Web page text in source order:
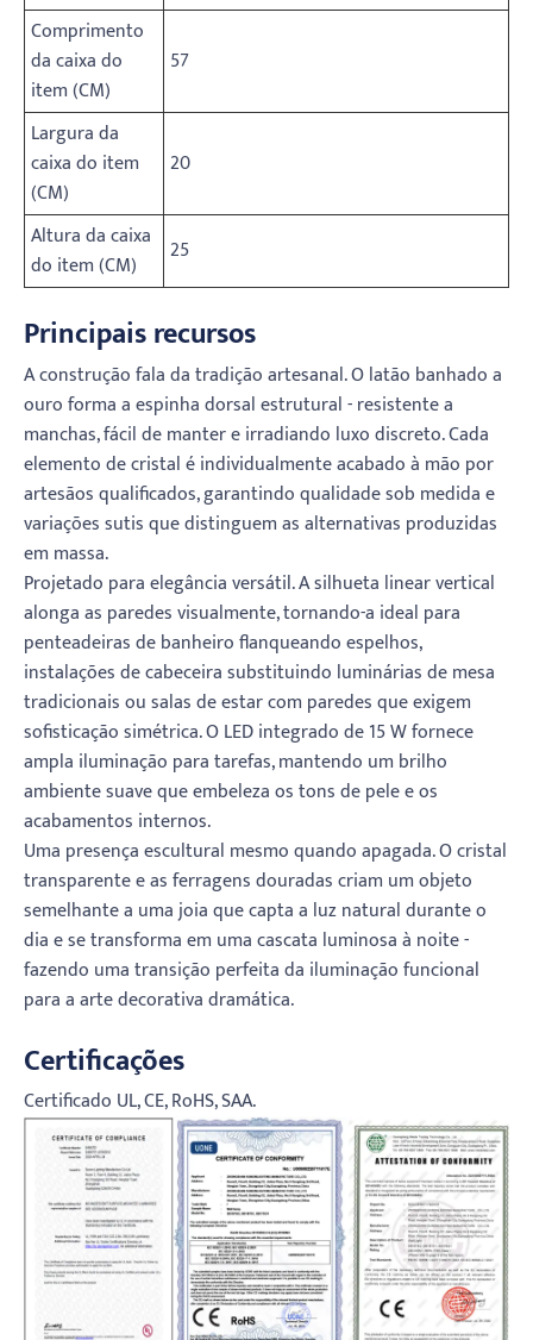
Comprimento
da caixa do
item (CM)
57
Largura da
caixa do item
(CM)
20
Altura da caixa
do item (CM)
25
Principais recursos
A construção fala da tradição artesanal. O latão banhado a
ouro forma a espinha dorsal estrutural - resistente a
manchas, fácil de manter e irradiando luxo discreto. Cada
elemento de cristal é individualmente acabado à mão por
artesãos qualificados, garantindo qualidade sob medida e
variações sutis que distinguem as alternativas produzidas
em massa.
Projetado para elegância versátil. A silhueta linear vertical
alonga as paredes visualmente, tornando-a ideal para
penteadeiras de banheiro flanqueando espelhos,
instalações de cabeceira substituindo luminárias de mesa
tradicionais ou salas de estar com paredes que exigem
sofisticação simétrica. O LED integrado de 15 W fornece
ampla iluminação para tarefas, mantendo um brilho
ambiente suave que embeleza os tons de pele e os
acabamentos internos.
Uma presença escultural mesmo quando apagada. O cristal
transparente e as ferragens douradas criam um objeto
semelhante a uma joia que capta a luz natural durante o
dia e se transforma em uma cascata luminosa à noite -
fazendo uma transição perfeita da iluminação funcional
para a arte decorativa dramática.
Certificações
Certificado UL, CE, RoHS, SAA.